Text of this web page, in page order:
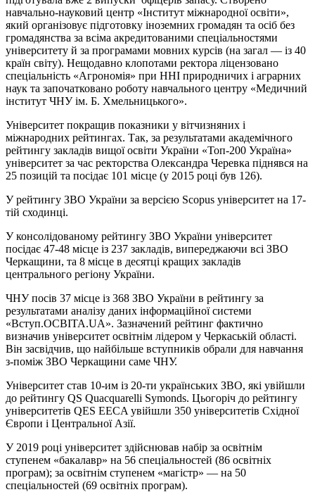
навчально-науковий центр «Інститут міжнародної освіти»,
який організовує підготовку іноземних громадян та осіб без
громадянства за всіма акредитованими спеціальностями
університету й за програмами мовних курсів (на загал — із 40
країн світу). Нещодавно клопотами ректора ліцензовано
спеціальність «Агрономія» при ННІ природничих і аграрних
наук та започатковано роботу навчального центру «Медичний
інститут ЧНУ ім. Б. Хмельницького».
Університет покращив показники у вітчизняних і
міжнародних рейтингах. Так, за результатами академічного
рейтингу закладів вищої освіти України «Топ-200 Україна»
університет за час ректорства Олександра Черевка піднявся на
25 позицій та посідає 101 місце (у 2015 році був 126).
У рейтингу ЗВО України за версією Scopus університет на 17-
тій сходинці.
У консолідованому рейтингу ЗВО України університет
посідає 47-48 місце із 237 закладів, випереджаючи всі ЗВО
Черкащини, та 8 місце в десятці кращих закладів
центрального регіону України.
ЧНУ посів 37 місце із 368 ЗВО України в рейтингу за
результатами аналізу даних інформаційної системи
«Вступ.ОСВІТА.UA». Зазначений рейтинг фактично
визначив університет освітнім лідером у Черкаській області.
Він засвідчив, що найбільше вступників обрали для навчання
з-поміж ЗВО Черкащини саме ЧНУ.
Університет став 10-им із 20-ти українських ЗВО, які увійшли
до рейтингу QS Quacquarelli Symonds. Цьогоріч до рейтингу
університетів QES EECA увійшли 350 університетів Східної
Європи і Центральної Азії.
У 2019 році університет здійснював набір за освітнім
ступенем «бакалавр» на 56 спеціальностей (86 освітніх
програм); за освітнім ступенем «магістр» — на 50
спеціальностей (69 освітніх програм).